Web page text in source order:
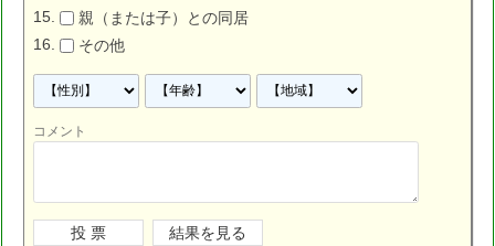
親（または子）との同居
その他
コメント